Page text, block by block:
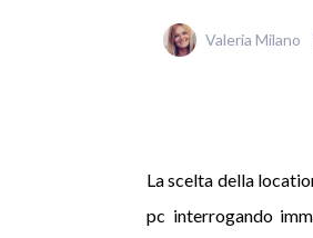
Valeria Milano
La scelta della
pc interrogando